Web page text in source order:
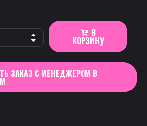
В
КОРЗИНУ
ЗАКАЗ С МЕНЕДЖЕРОМ В